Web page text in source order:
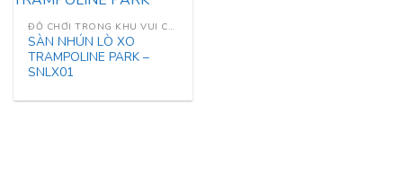
ĐỒ CHƠI TRONG KHU VUI CHƠI
SÀN NHÚN LÒ XO
TRAMPOLINE PARK –
SNLX01